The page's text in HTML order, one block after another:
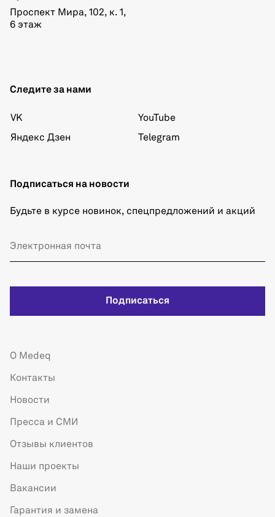
Проспект Мира, 102, к. 1,
6 этаж
Следите за нами
VK
Яндекс Дзен
YouTube
Telegram
Подписаться на новости
Будьте в курсе новинок, спецпредложений и акций
Подписаться
О Medeq
Контакты
Новости
Пресса и СМИ
Отзывы клиентов
Наши проекты
Вакансии
Гарантия и замена